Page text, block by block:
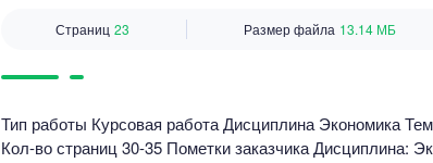
Страниц 23 Размер файла 13.14 МБ
Тип работы Курсовая работа Дисциплина Экономика
Кол-во страниц 30-35 Пометки заказчика Дисциплина: